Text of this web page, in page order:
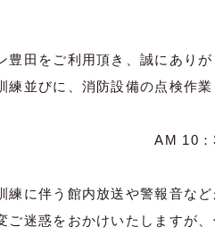
豊田をご利用頂き、誠にあり
練並びに、消防設備の点検作
AM 10
練に伴う館内放送や警報音な
ご迷惑をおかけいたしますが